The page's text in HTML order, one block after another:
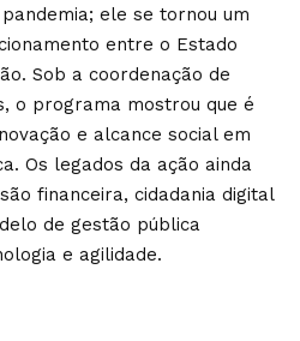
ele se tornou um
entre o Estado
Sob a coordenação de
o programa mostrou que é
e alcance social em
Os legados da ação ainda
financeira, cidadania digital
de gestão pública
e agilidade.